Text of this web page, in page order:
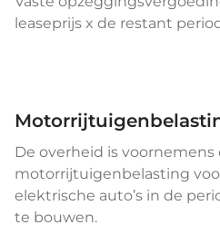
leaseprijs x de restant
De overheid is
motorrijtuigenbelasting
elektrische auto’s in de
te bouwen.